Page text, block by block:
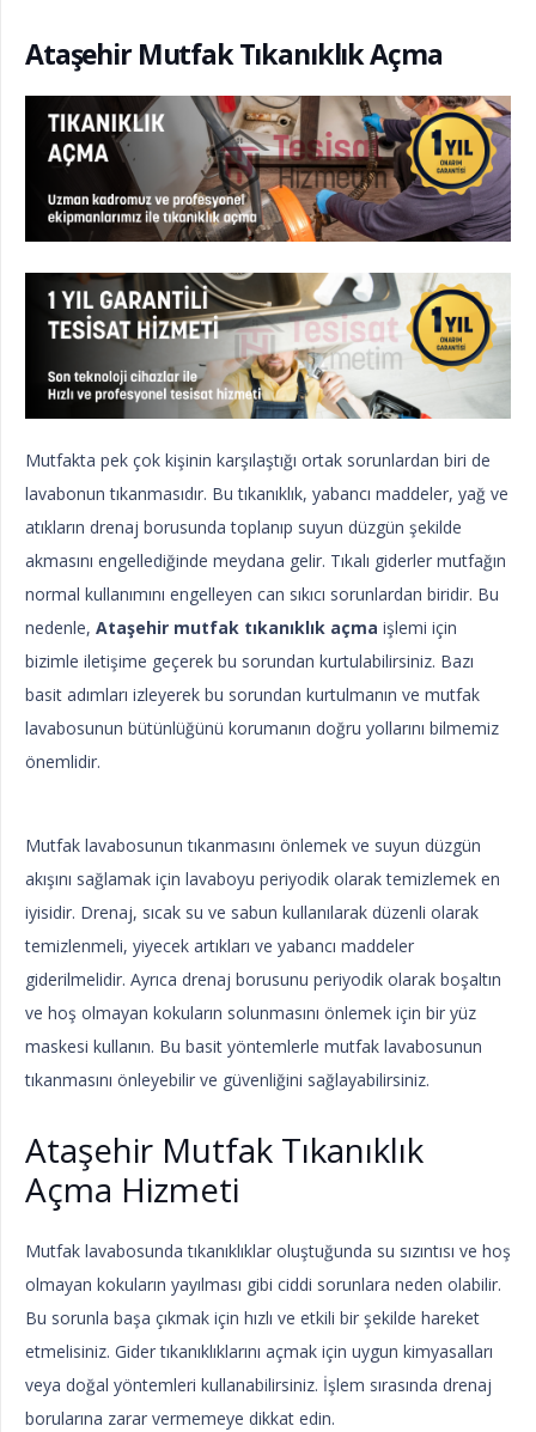
Ataşehir Mutfak Tıkanıklık Açma
Mutfakta pek çok kişinin karşılaştığı ortak sorunlardan biri de
lavabonun tıkanmasıdır. Bu tıkanıklık, yabancı maddeler, yağ ve
atıkların drenaj borusunda toplanıp suyun düzgün şekilde
akmasını engellediğinde meydana gelir. Tıkalı giderler mutfağın
normal kullanımını engelleyen can sıkıcı sorunlardan biridir. Bu
nedenle, Ataşehir mutfak tıkanıklık açma işlemi için
bizimle iletişime geçerek bu sorundan kurtulabilirsiniz. Bazı
basit adımları izleyerek bu sorundan kurtulmanın ve mutfak
lavabosunun bütünlüğünü korumanın doğru yollarını bilmemiz
önemlidir.
Mutfak lavabosunun tıkanmasını önlemek ve suyun düzgün
akışını sağlamak için lavaboyu periyodik olarak temizlemek en
iyisidir. Drenaj, sıcak su ve sabun kullanılarak düzenli olarak
temizlenmeli, yiyecek artıkları ve yabancı maddeler
giderilmelidir. Ayrıca drenaj borusunu periyodik olarak boşaltın
ve hoş olmayan kokuların solunmasını önlemek için bir yüz
maskesi kullanın. Bu basit yöntemlerle mutfak lavabosunun
tıkanmasını önleyebilir ve güvenliğini sağlayabilirsiniz.
Ataşehir Mutfak Tıkanıklık
Açma Hizmeti
Mutfak lavabosunda tıkanıklıklar oluştuğunda su sızıntısı ve hoş
olmayan kokuların yayılması gibi ciddi sorunlara neden olabilir.
Bu sorunla başa çıkmak için hızlı ve etkili bir şekilde hareket
etmelisiniz. Gider tıkanıklıklarını açmak için uygun kimyasalları
veya doğal yöntemleri kullanabilirsiniz. İşlem sırasında drenaj
borularına zarar vermemeye dikkat edin.